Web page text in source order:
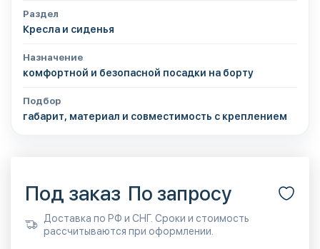
Раздел
Кресла и сиденья
Назначение
комфортной и безопасной посадки на борту
Подбор
габарит, материал и совместимость с креплением
Под заказ По запросу
Доставка по РФ и СНГ. Сроки и стоимость
рассчитываются при оформлении.